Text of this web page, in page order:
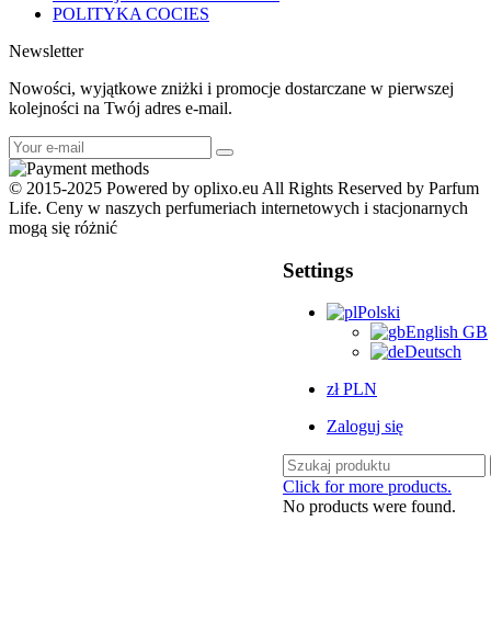
POLITYKA COCIES
Newsletter
Nowości, wyjątkowe zniżki i promocje dostarczane w pierwszej
kolejności na Twój adres e-mail.
© 2015-2025 Powered by oplixo.eu All Rights Reserved by Parfum
Life. Ceny w naszych perfumeriach internetowych i stacjonarnych
mogą się różnić
Settings
Polski
English GB
Deutsch
zł PLN
Zaloguj się
Click for more products.
No products were found.